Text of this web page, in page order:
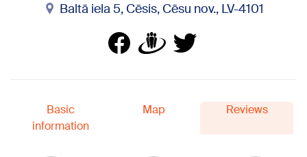
Baltā iela 5, Cēsis, Cēsu nov., LV-4101
Basic
information
Map Reviews